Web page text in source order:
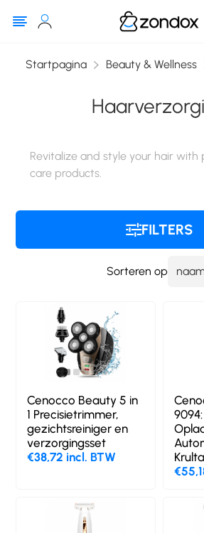
Startpagina Beauty & Wellness
Revitalize and style your hair with
care products.
FILTERS
Sorteren op
Cenocco Beauty 5 in
1 Precisietrimmer,
gezichtsreiniger en
verzorgingsset
€38,72 incl. BTW